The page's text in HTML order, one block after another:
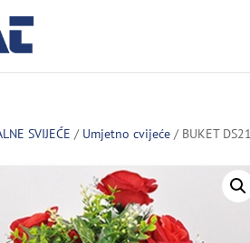
SVIJEĆE / Umjetno cvijeće / BUKET